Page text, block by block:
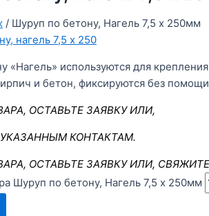
/ Шуруп по бетону, Нагель 7,5 х 250мм
«Нагель» используются для
и бетон, фиксируются без
ОСТАВЬТЕ ЗАЯВКУ ИЛИ,
КОНТАКТАМ.
ОСТАВЬТЕ ЗАЯВКУ ИЛИ,
Шуруп по бетону, Нагель 7,5 х 250мм